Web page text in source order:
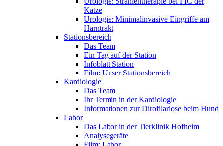
Katze
Urologie: Minimalinvasive Eingriffe am
Harntrakt
Stationsbereich
Das Team
Ein Tag auf der Station
Infoblatt Station
Film: Unser Stationsbereich
Kardiologie
Das Team
Ihr Termin in der Kardiologie
Informationen zur Dirofilariose beim Hund
Labor
Das Labor in der Tierklinik Hofheim
Analysegeräte
Film: Labor